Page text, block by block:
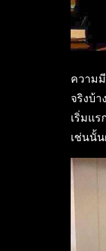
ความ
จริงบ้
เริ่มแ
เช่นนั้น